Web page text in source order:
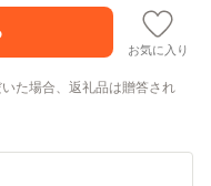
お気に入り
た場合、返礼品は贈答され